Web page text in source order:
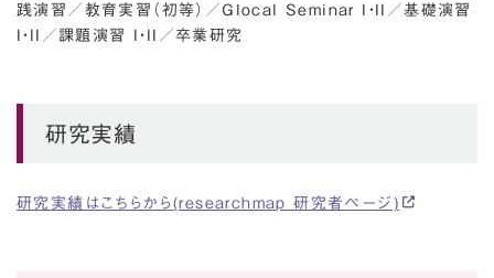
践演習 ／ 教育実習（初等） ／ Glocal Seminar I・II ／基礎演習
I・II ／課題演習 I・II ／卒業研究
研究実績
研究実績はこちらから(researchmap 研究者ページ)